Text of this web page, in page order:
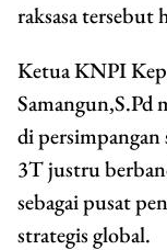
raksasa tersebut
Ketua KNPI
Samangun,S.Pd
di persimpangan
3T justru
sebagai pusat
strategis global.